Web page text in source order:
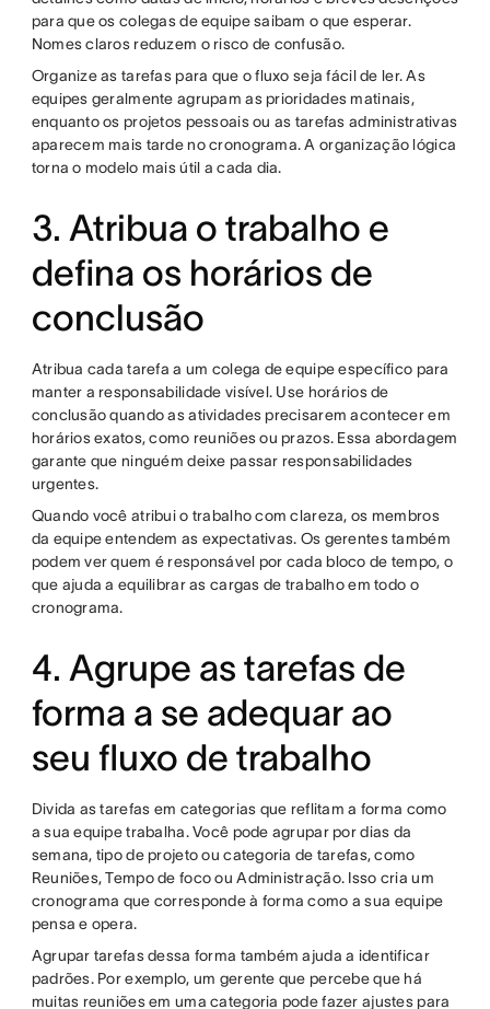
para que os colegas de equipe saibam o que esperar.
Nomes claros reduzem o risco de confusão.
Organize as tarefas para que o fluxo seja fácil de ler. As
equipes geralmente agrupam as prioridades matinais,
enquanto os projetos pessoais ou as tarefas administrativas
aparecem mais tarde no cronograma. A organização lógica
torna o modelo mais útil a cada dia.
3. Atribua o trabalho e
defina os horários de
conclusão
Atribua cada tarefa a um colega de equipe específico para
manter a responsabilidade visível. Use horários de
conclusão quando as atividades precisarem acontecer em
horários exatos, como reuniões ou prazos. Essa abordagem
garante que ninguém deixe passar responsabilidades
urgentes.
Quando você atribui o trabalho com clareza, os membros
da equipe entendem as expectativas. Os gerentes também
podem ver quem é responsável por cada bloco de tempo, o
que ajuda a equilibrar as cargas de trabalho em todo o
cronograma.
4. Agrupe as tarefas de
forma a se adequar ao
seu fluxo de trabalho
Divida as tarefas em categorias que reflitam a forma como
a sua equipe trabalha. Você pode agrupar por dias da
semana, tipo de projeto ou categoria de tarefas, como
Reuniões, Tempo de foco ou Administração. Isso cria um
cronograma que corresponde à forma como a sua equipe
pensa e opera.
Agrupar tarefas dessa forma também ajuda a identificar
padrões. Por exemplo, um gerente que percebe que há
muitas reuniões em uma categoria pode fazer ajustes para